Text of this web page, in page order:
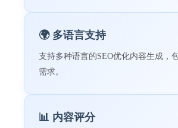
🌍 多语言支持
支持多种语言的SEO优化内容生成，
需求。
📊 内容评分